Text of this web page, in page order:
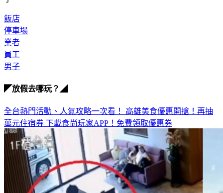
飯店
停車場
業者
員工
男子
◤放假去哪玩？◢
全台熱門活動、人氣攻略一次看！ 高雄美食優惠開搶！再抽
萬元住宿券 下載食尚玩家APP！免費領取優惠券